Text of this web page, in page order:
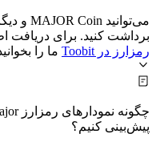
برداشت کنید. برای دریافت
رمزارز در Toobit
ما را
پیش‌بینی کنیم؟